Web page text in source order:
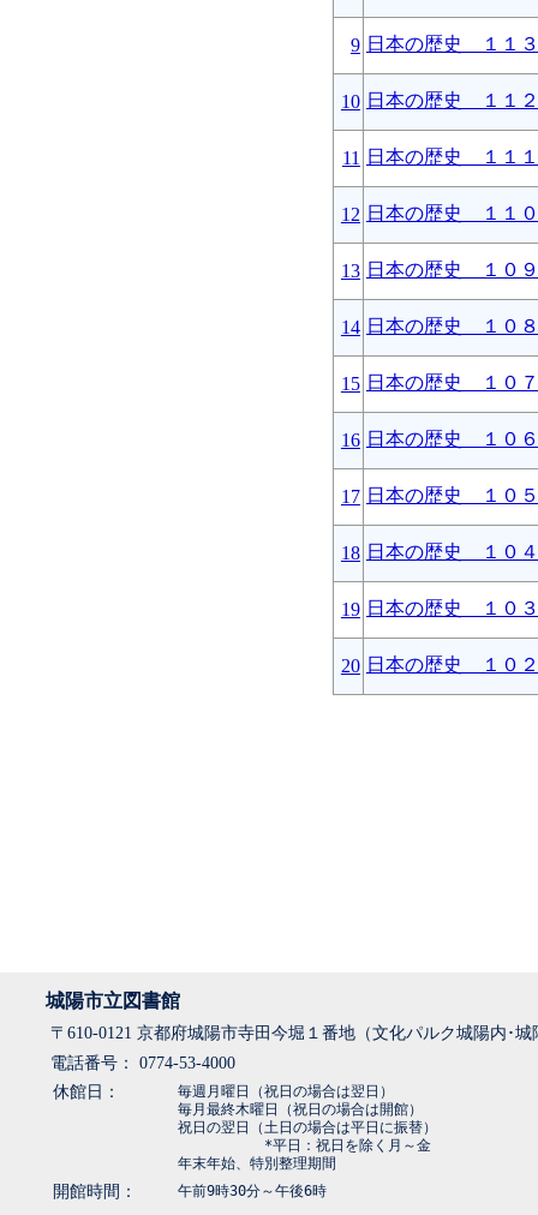
9 日本の歴史 １１
10 日本の歴史 １１
11 日本の歴史 １１
12 日本の歴史 １１
13 日本の歴史 １０
14 日本の歴史 １０
15 日本の歴史 １０
16 日本の歴史 １０
17 日本の歴史 １０
18 日本の歴史 １０
19 日本の歴史 １０
20 日本の歴史 １０
城陽市立図書館
〒610-0121 京都府城陽市寺田今堀１番地（文化パルク城陽内･
電話番号： 0774-53-4000
休館日：
毎週月曜日（祝日の場合は翌日）
毎月最終木曜日（祝日の場合は開館）
祝日の翌日（土日の場合は平日に振替）
*平日：祝日を除く月～金
年末年始、特別整理期間
開館時間： 午前9時30分～午後6時